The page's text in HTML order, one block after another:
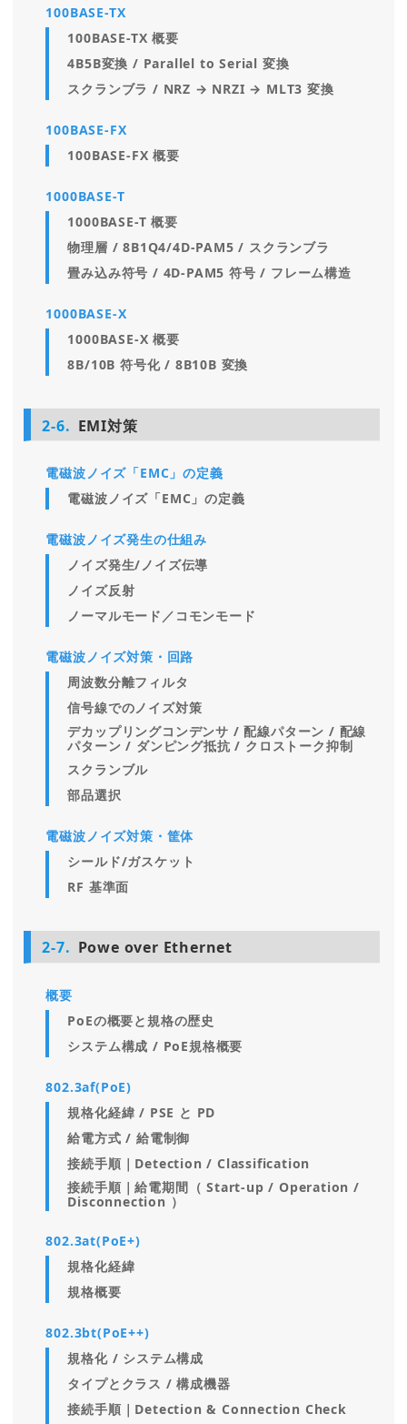
100BASE-TX
100BASE-TX 概要
4B5B変換 / Parallel to Serial 変換
スクランブラ / NRZ → NRZI → MLT3 変換
100BASE-FX
100BASE-FX 概要
1000BASE-T
1000BASE-T 概要
物理層 / 8B1Q4/4D-PAM5 / スクランブラ
畳み込み符号 / 4D-PAM5 符号 / フレーム構造
1000BASE-X
1000BASE-X 概要
8B/10B 符号化 / 8B10B 変換
2-6. EMI対策
電磁波ノイズ「EMC」の定義
電磁波ノイズ「EMC」の定義
電磁波ノイズ発生の仕組み
ノイズ発生/ノイズ伝導
ノイズ反射
ノーマルモード／コモンモード
電磁波ノイズ対策・回路
周波数分離フィルタ
信号線でのノイズ対策
デカップリングコンデンサ / 配線パターン / 配線
パターン / ダンピング抵抗 / クロストーク抑制
スクランブル
部品選択
電磁波ノイズ対策・筐体
シールド/ガスケット
RF 基準面
2-7. Powe over Ethernet
概要
PoEの概要と規格の歴史
システム構成 / PoE規格概要
802.3af(PoE)
規格化経緯 / PSE と PD
給電方式 / 給電制御
接続手順｜Detection / Classification
接続手順｜給電期間（ Start-up / Operation /
Disconnection ）
802.3at(PoE+)
規格化経緯
規格概要
802.3bt(PoE++)
規格化 / システム構成
タイプとクラス / 構成機器
接続手順｜Detection & Connection Check